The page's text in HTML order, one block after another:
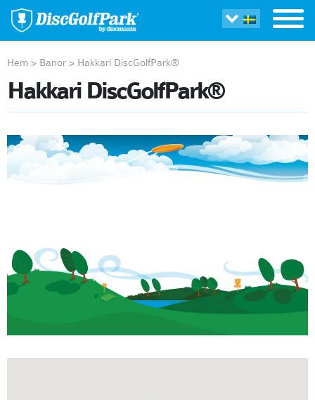
Hem > Banor > Hakkari DiscGolfPark®
Hakkari DiscGolfPark®